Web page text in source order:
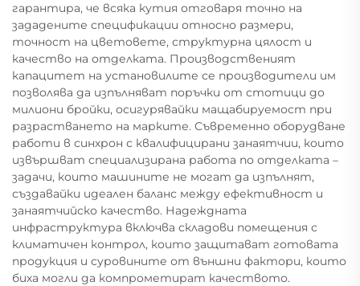
гарантира, че всяка кутия отговаря точно на
зададените спецификации относно размери,
точност на цветовете, структурна цялост и
качество на отделката. Производственият
капацитет на установилите се производители им
позволява да изпълняват поръчки от стотици до
милиони бройки, осигурявайки мащабируемост при
разрастването на марките. Съвременно оборудване
работи в синхрон с квалифицирани занаятчии, които
извършват специализирана работа по отделката –
задачи, които машините не могат да изпълнят,
създавайки идеален баланс между ефективност и
занаятчийско качество. Надеждната
инфраструктура включва складови помещения с
климатичен контрол, които защитават готовата
продукция и суровините от външни фактори, които
биха могли да компрометират качеството.